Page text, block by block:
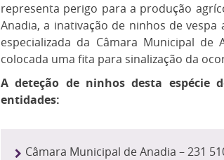
representa perigo para a produção
Anadia, a inativação de ninhos de
especializada da Câmara Municipal
colocada uma fita para sinalização da
A deteção de ninhos desta espécie
entidades:
Câmara Municipal de Anadia – 231